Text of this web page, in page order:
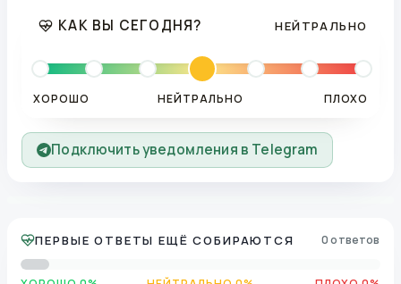
КАК ВЫ СЕГОДНЯ? НЕЙТРАЛЬНО
ХОРОШО НЕЙТРАЛЬНО ПЛОХО
Подключить уведомления в Telegram
ПЕРВЫЕ ОТВЕТЫ ЕЩЁ СОБИРАЮТСЯ 0 ответов